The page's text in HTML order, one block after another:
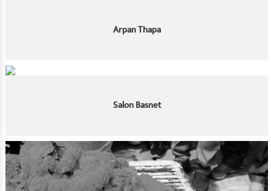
Arpan Thapa
Salon Basnet